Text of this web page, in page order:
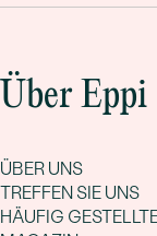
Über Eppi
ÜBER UNS
TREFFEN SIE UNS
HÄUFIG